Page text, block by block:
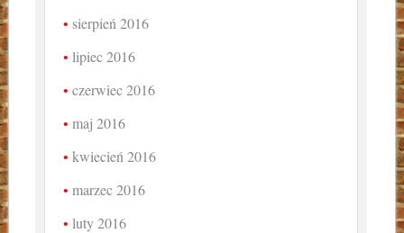
sierpień 2016
lipiec 2016
czerwiec 2016
maj 2016
kwiecień 2016
marzec 2016
luty 2016